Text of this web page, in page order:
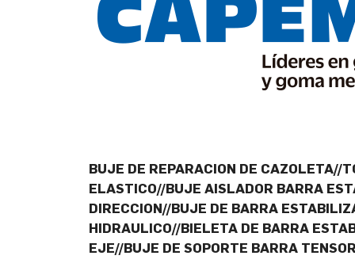
BUJE DE REPARACION DE CAZOLETA//
ELASTICO//BUJE AISLADOR BARRA
DIRECCION//BUJE DE BARRA
HIDRAULICO//BIELETA DE BARRA
EJE//BUJE DE SOPORTE BARRA